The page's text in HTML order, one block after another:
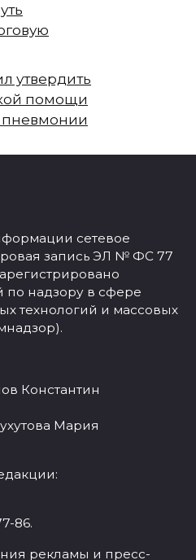
утвердить
помощи
сетевое
запись ЭЛ № ФС 77
надзору в сфере
технологий и массовых
Константин
Мария
86.
рекламы и пресс-